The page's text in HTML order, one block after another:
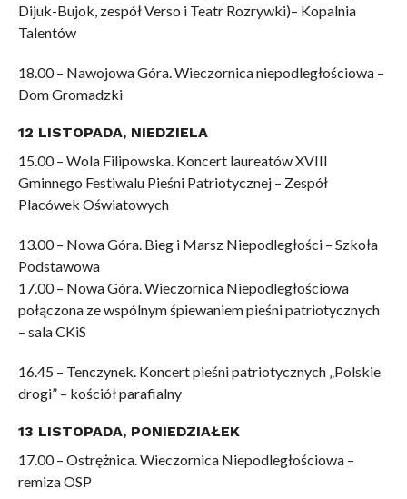
Dijuk-Bujok, zespół Verso i Teatr Rozrywki)– Kopalnia
Talentów
18.00 – Nawojowa Góra. Wieczornica niepodległościowa –
Dom Gromadzki
12 LISTOPADA, NIEDZIELA
15.00 – Wola Filipowska. Koncert laureatów XVIII
Gminnego Festiwalu Pieśni Patriotycznej – Zespół
Placówek Oświatowych
13.00 – Nowa Góra. Bieg i Marsz Niepodległości – Szkoła
Podstawowa
17.00 – Nowa Góra. Wieczornica Niepodległościowa
połączona ze wspólnym śpiewaniem pieśni patriotycznych
– sala CKiS
16.45 – Tenczynek. Koncert pieśni patriotycznych „Polskie
drogi” – kościół parafialny
13 LISTOPADA, PONIEDZIAŁEK
17.00 – Ostrężnica. Wieczornica Niepodległościowa –
remiza OSP